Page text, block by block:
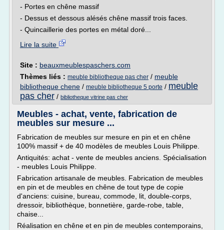
- Portes en chêne massif
- Dessus et dessous alésés chêne massif trois faces.
- Quincaillerie des portes en métal doré...
Lire la suite
Site : beauxmeublespaschers.com
Thèmes liés : meuble bibliotheque pas cher / meuble
bibliotheque chene / meuble bibliotheque 5 porte / meuble
pas cher / bibliotheque vitrine pas cher
Meubles - achat, vente, fabrication de
meubles sur mesure ...
Fabrication de meubles sur mesure en pin et en chêne
100% massif + de 40 modèles de meubles Louis Philippe.
Antiquités: achat - vente de meubles anciens. Spécialisation
- meubles Louis Philippe.
Fabrication artisanale de meubles. Fabrication de meubles
en pin et de meubles en chêne de tout type de copie
d'anciens: cuisine, bureau, commode, lit, double-corps,
dressoir, bibliothèque, bonnetière, garde-robe, table,
chaise...
Réalisation en chêne et en pin de meubles contemporains,